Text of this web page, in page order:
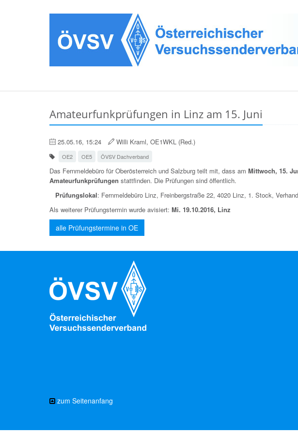
Amateurfunkprüfungen in Linz am 15. Juni
25.05.16, 15:24 Willi Kraml, OE1WKL (Red.)
OE2 OE5 ÖVSV Dachverband
Das Fernmeldebüro für Oberösterreich und Salzburg teilt mit, dass am Mittwoch, 15.
Amateurfunkprüfungen stattfinden. Die Prüfungen sind öffentlich.
Prüfungslokal: Fernmeldebüro Linz, Freinbergstraße 22, 4020 Linz, 1. Stock,
Als weiterer Prüfungstermin wurde avisiert: Mi. 19.10.2016, Linz
alle Prüfungstermine in OE
zum Seitenanfang